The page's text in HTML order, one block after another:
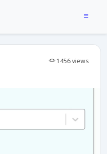
1456 views